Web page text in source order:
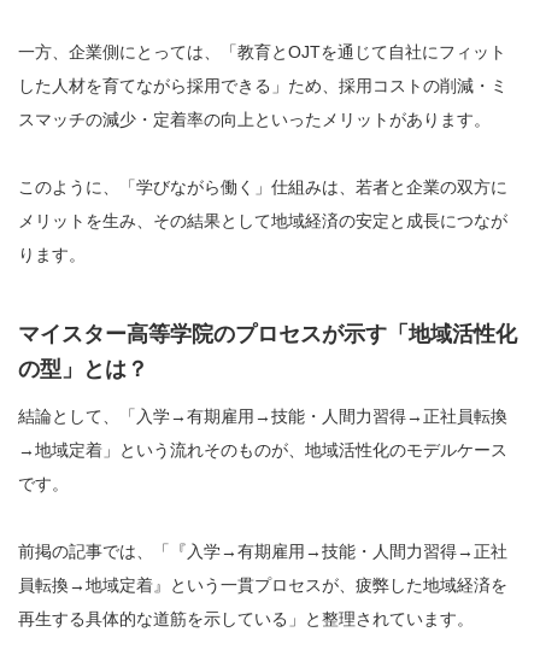
一方、企業側にとっては、「教育とOJTを通じて自社にフィット
した人材を育てながら採用できる」ため、採用コストの削減・ミ
スマッチの減少・定着率の向上といったメリットがあります。
このように、「学びながら働く」仕組みは、若者と企業の双方に
メリットを生み、その結果として地域経済の安定と成長につなが
ります。
マイスター高等学院のプロセスが示す「地域活性化
の型」とは？
結論として、「入学→有期雇用→技能・人間力習得→正社員転換
→地域定着」という流れそのものが、地域活性化のモデルケース
です。
前掲の記事では、「『入学→有期雇用→技能・人間力習得→正社
員転換→地域定着』という一貫プロセスが、疲弊した地域経済を
再生する具体的な道筋を示している」と整理されています。